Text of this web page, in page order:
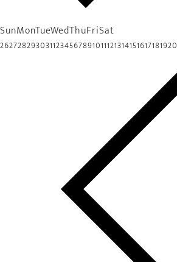
SunMonTueWedThuFriSat
2627282930311234567891011121314151617181920